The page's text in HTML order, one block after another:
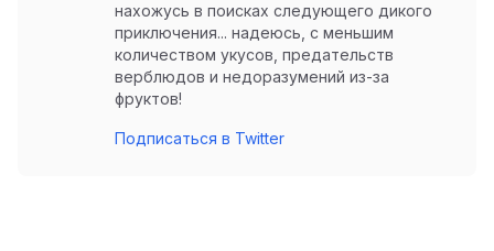
нахожусь в поисках следующего дикого
приключения... надеюсь, с меньшим
количеством укусов, предательств
верблюдов и недоразумений из-за
фруктов!
Подписаться в Twitter